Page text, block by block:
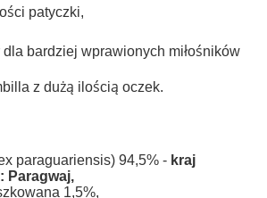
patyczki,
dla bardziej wprawionych miłośników
z dużą ilością oczek.
paraguariensis) 94,5% - kraj
Paragwaj,
1,5%,